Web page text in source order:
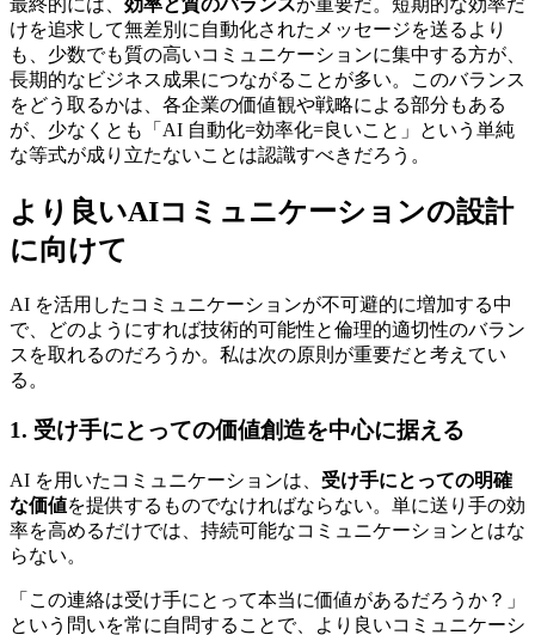
けを追求して無差別に自動化されたメッセージを送るより
も、少数でも質の高いコミュニケーションに集中する方が、
長期的なビジネス成果につながることが多い。このバランス
をどう取るかは、各企業の価値観や戦略による部分もある
が、少なくとも「AI 自動化=効率化=良いこと」という単純
な等式が成り立たないことは認識すべきだろう。
より良いAIコミュニケーションの設計
に向けて
AI を活用したコミュニケーションが不可避的に増加する中
で、どのようにすれば技術的可能性と倫理的適切性のバラン
スを取れるのだろうか。私は次の原則が重要だと考えてい
る。
1. 受け手にとっての価値創造を中心に据える
AI を用いたコミュニケーションは、 受け手にとっての明確
な価値を提供するものでなければならない。単に送り手の効
率を高めるだけでは、持続可能なコミュニケーションとはな
らない。
「この連絡は受け手にとって本当に価値があるだろうか？」
という問いを常に自問することで、より良いコミュニケーシ